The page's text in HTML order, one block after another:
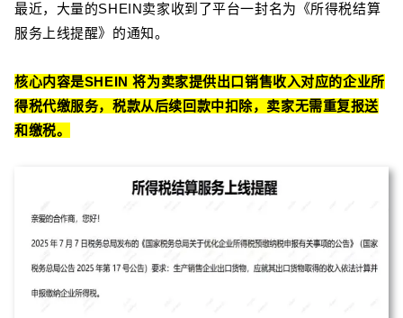
最近，大量的SHEIN卖家收到了平台一封名为《所得税结算
服务上线提醒》的通知。
核心内容是SHEIN 将为卖家提供出口销售收入对应的企业所
得税代缴服务，税款从后续回款中扣除，卖家无需重复报送
和缴税。